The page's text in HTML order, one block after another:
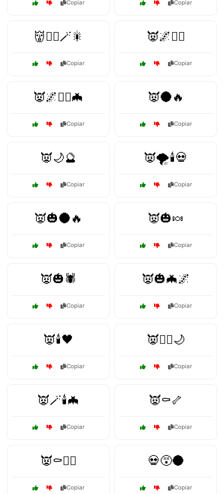
Copiar Copiar
👹🧙‍♂️🪄🎇
Copiar
👿🌌🧙‍♀️
Copiar
👿🌌🧛‍♀️🦇
Copiar
👿🌑🔥
Copiar
👿🌙🔮
Copiar
👿🌪️🕯️💀
Copiar
👿🎃🌑🔥
Copiar
👿🎃🍬
Copiar
👿🎃🕷️
Copiar
👿🎃🦇🌌
Copiar
👿🕯️🖤
Copiar
👿🧛‍♂️🌙
Copiar
👿🪄🕯️🦇
Copiar
👿⚰️🦴
Copiar
👿⚰️🧛‍♀️
Copiar
💀😵🌑
Copiar